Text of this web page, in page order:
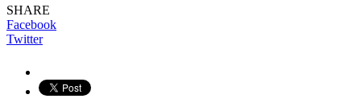
SHARE
Facebook
Twitter